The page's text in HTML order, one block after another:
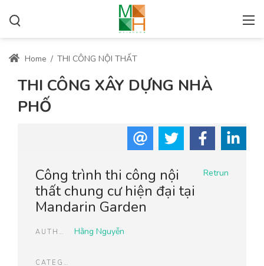
Home / THI CÔNG NỘI THẤT
THI CÔNG XÂY DỰNG NHÀ
PHỐ
Retrun
Công trình thi công nội
thất chung cư hiện đại tại
Mandarin Garden
AUTHOR Hằng Nguyễn
CATEGORIES